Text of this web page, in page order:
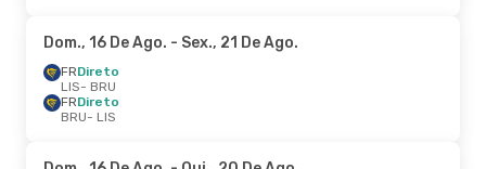
Dom., 16 De Ago. - Sex., 21 De Ago.
FRDireto
LIS- BRU
FRDireto
BRU- LIS